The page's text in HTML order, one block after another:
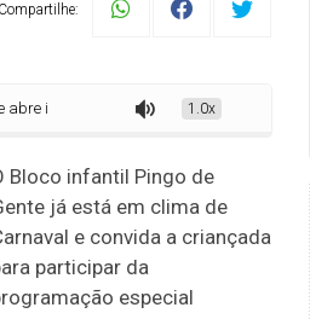
Compartilhe:
para o Carnaval em Prudente de Morais
1.0x
Bloco infantil Pingo de
já está em clima de
e convida a criançada
participar da
especial